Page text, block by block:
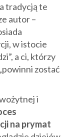
tradycją te
autor –
w istocie
a ci, którzy
zostać
i
na prymat